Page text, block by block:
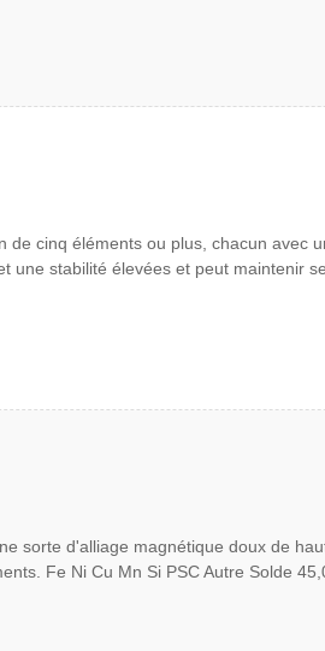
cinq éléments ou plus, chacun avec
une stabilité élevées et peut maintenir
sorte d'alliage magnétique doux de
Fe Ni Cu Mn Si PSC Autre Solde